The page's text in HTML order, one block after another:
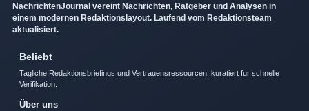
NachrichtenJournal vereint Nachrichten, Ratgeber und Analysen in
einem modernen Redaktionslayout. Laufend vom Redaktionsteam
aktualisiert.
Beliebt
Tagliche Redaktionsbriefings und Vertrauensressourcen, kuratiert fur schnelle
Verifikation.
Über uns